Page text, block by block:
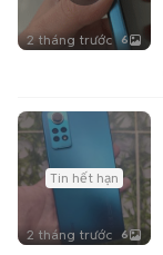
2 tháng trước 6
Tin hết hạn
2 tháng trước 6